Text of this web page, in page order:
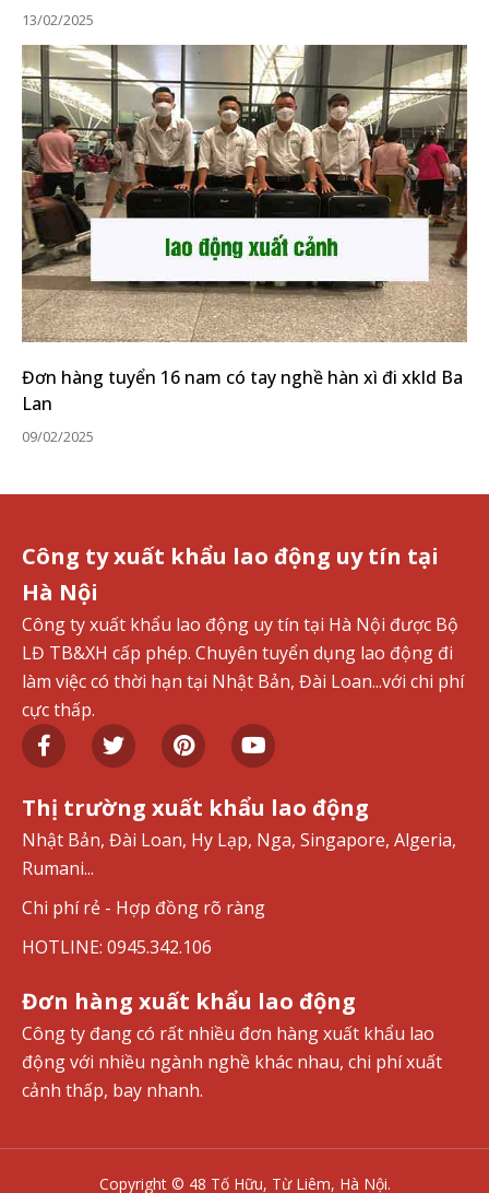
13/02/2025
Đơn hàng tuyển 16 nam có tay nghề hàn xì đi xkld Ba
Lan
09/02/2025
Công ty xuất khẩu lao động uy tín tại
Hà Nội
Công ty xuất khẩu lao động uy tín tại Hà Nội được Bộ
LĐ TB&XH cấp phép. Chuyên tuyển dụng lao động đi
làm việc có thời hạn tại Nhật Bản, Đài Loan...với chi phí
cực thấp.
Thị trường xuất khẩu lao động
Nhật Bản, Đài Loan, Hy Lạp, Nga, Singapore, Algeria,
Rumani...
Chi phí rẻ - Hợp đồng rõ ràng
HOTLINE: 0945.342.106
Đơn hàng xuất khẩu lao động
Công ty đang có rất nhiều đơn hàng xuất khẩu lao
động với nhiều ngành nghề khác nhau, chi phí xuất
cảnh thấp, bay nhanh.
Copyright © 48 Tố Hữu, Từ Liêm, Hà Nội.